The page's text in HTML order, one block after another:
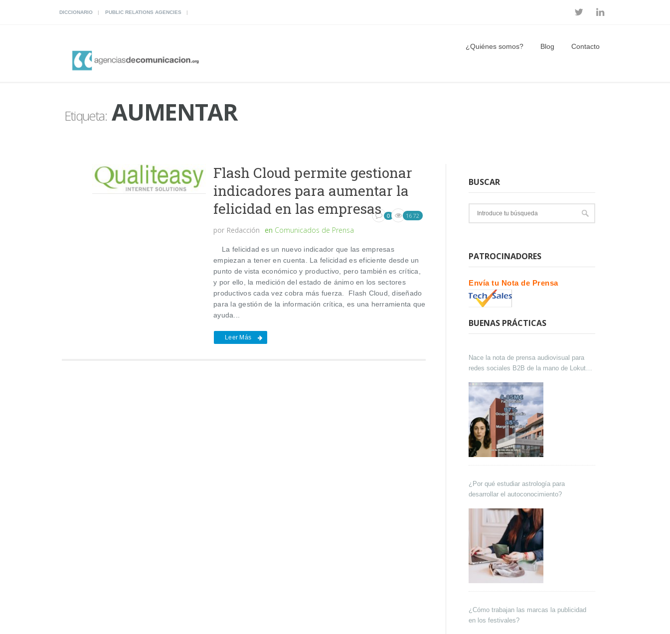
DICCIONARIO PUBLIC RELATIONS AGENCIES
¿Quiénes somos? Blog Contacto
Etiqueta:AUMENTAR
Flash Cloud permite gestionar
indicadores para aumentar la
felicidad en las empresas
por Redacción en Comunicados de Prensa
0 1672
La felicidad es un nuevo indicador que las empresas
empiezan a tener en cuenta. La felicidad es eficiente desde un
punto de vista económico y productivo, pero también es crítica,
y por ello, la medición del estado de ánimo en los sectores
productivos cada vez cobra más fuerza. Flash Cloud, diseñado
para la gestión de la información crítica, es una herramienta que
ayuda...
Leer Más
BUSCAR
PATROCINADORES
Envía tu Nota de Prensa
BUENAS PRÁCTICAS
Nace la nota de prensa audiovisual para
redes sociales B2B de la mano de Lokutor
¿Por qué estudiar astrología para
desarrollar el autoconocimiento?
¿Cómo trabajan las marcas la publicidad
en los festivales?